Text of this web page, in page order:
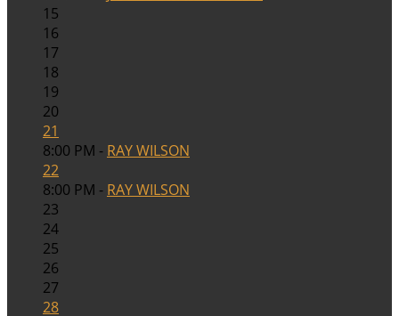
15
16
17
18
19
20
21
8:00 PM - RAY WILSON
22
8:00 PM - RAY WILSON
23
24
25
26
27
28